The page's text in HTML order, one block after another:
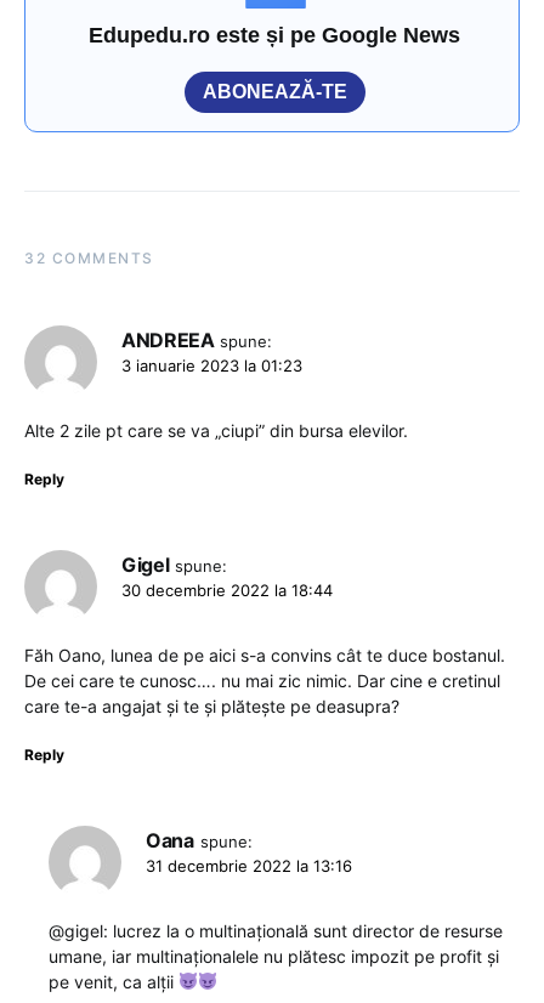
Edupedu.ro este și pe Google News
ABONEAZĂ-TE
32 COMMENTS
ANDREEA spune:
3 ianuarie 2023 la 01:23
Alte 2 zile pt care se va „ciupi” din bursa elevilor.
Reply
Gigel spune:
30 decembrie 2022 la 18:44
Făh Oano, lunea de pe aici s-a convins cât te duce bostanul.
De cei care te cunosc…. nu mai zic nimic. Dar cine e cretinul
care te-a angajat și te și plătește pe deasupra?
Reply
Oana spune:
31 decembrie 2022 la 13:16
@gigel: lucrez la o multinațională sunt director de resurse
umane, iar multinaționalele nu plătesc impozit pe profit și
pe venit, ca alții